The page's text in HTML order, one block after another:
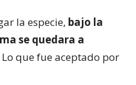
la especie, bajo la
se quedara a
Lo que fue aceptado por